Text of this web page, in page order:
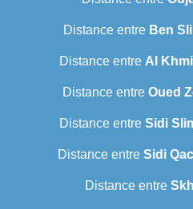
Distance entre Ben
Distance entre Al
Distance entre Oued
Distance entre Sidi
Distance entre Sidi
Distance entre